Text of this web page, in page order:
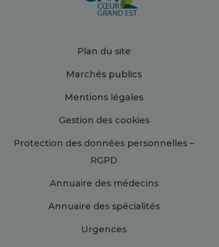
Plan du site
Marchés publics
Mentions légales
Gestion des cookies
Protection des données personnelles –
RGPD
Annuaire des médecins
Annuaire des spécialités
Urgences